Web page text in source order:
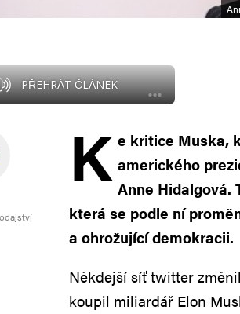
PŘEHRÁT ČLÁNEK
K e kritice Muska,
amerického
Anne Hidalgová.
která se podle ní
a ohrožující demokracii.
Někdejší síť twitter
koupil miliardář Elon